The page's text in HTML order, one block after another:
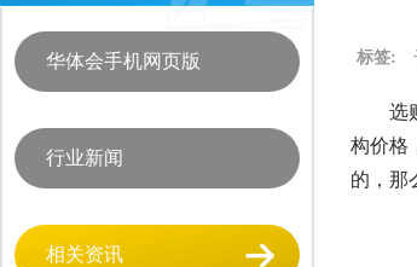
华体会手机网页版
行业新闻
相关资讯
标签:
选
构价格
的，那